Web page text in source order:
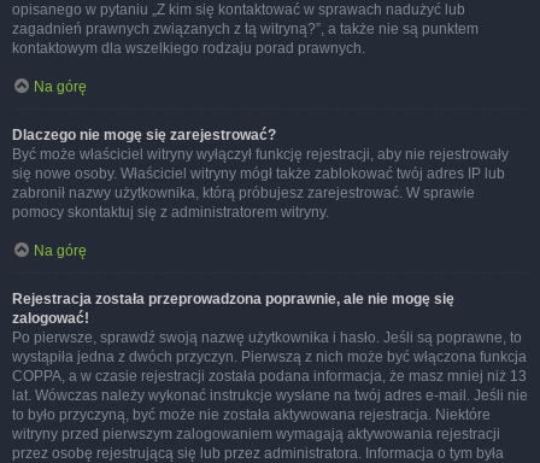
opisanego w pytaniu „Z kim się kontaktować w sprawach nadużyć lub
zagadnień prawnych związanych z tą witryną?”, a także nie są punktem
kontaktowym dla wszelkiego rodzaju porad prawnych.
Na górę
Dlaczego nie mogę się zarejestrować?
Być może właściciel witryny wyłączył funkcję rejestracji, aby nie rejestrowały
się nowe osoby. Właściciel witryny mógł także zablokować twój adres IP lub
zabronił nazwy użytkownika, którą próbujesz zarejestrować. W sprawie
pomocy skontaktuj się z administratorem witryny.
Na górę
Rejestracja została przeprowadzona poprawnie, ale nie mogę się
zalogować!
Po pierwsze, sprawdź swoją nazwę użytkownika i hasło. Jeśli są poprawne, to
wystąpiła jedna z dwóch przyczyn. Pierwszą z nich może być włączona funkcja
COPPA, a w czasie rejestracji została podana informacja, że masz mniej niż 13
lat. Wówczas należy wykonać instrukcje wysłane na twój adres e-mail. Jeśli nie
to było przyczyną, być może nie została aktywowana rejestracja. Niektóre
witryny przed pierwszym zalogowaniem wymagają aktywowania rejestracji
przez osobę rejestrującą się lub przez administratora. Informacja o tym była